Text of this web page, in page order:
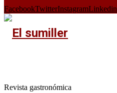
FacebookTwitterInstagramLinkedin
Revista gastronómica